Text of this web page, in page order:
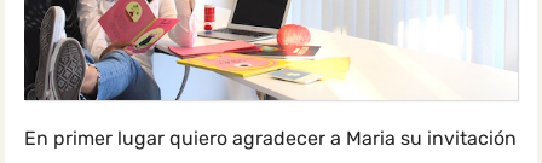
En primer lugar quiero agradecer a Maria su invitación